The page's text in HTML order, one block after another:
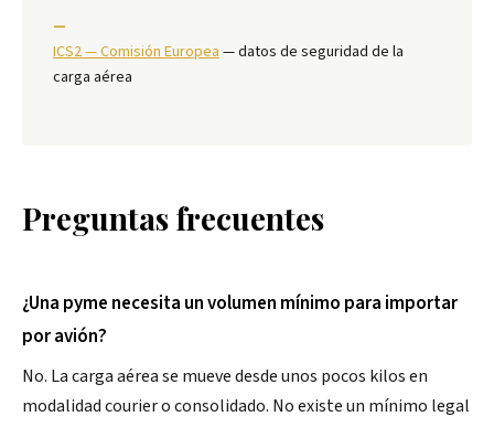
—
ICS2 — Comisión Europea — datos de seguridad de la
carga aérea
Preguntas frecuentes
¿Una pyme necesita un volumen mínimo para importar
por avión?
No. La carga aérea se mueve desde unos pocos kilos en
modalidad courier o consolidado. No existe un mínimo legal